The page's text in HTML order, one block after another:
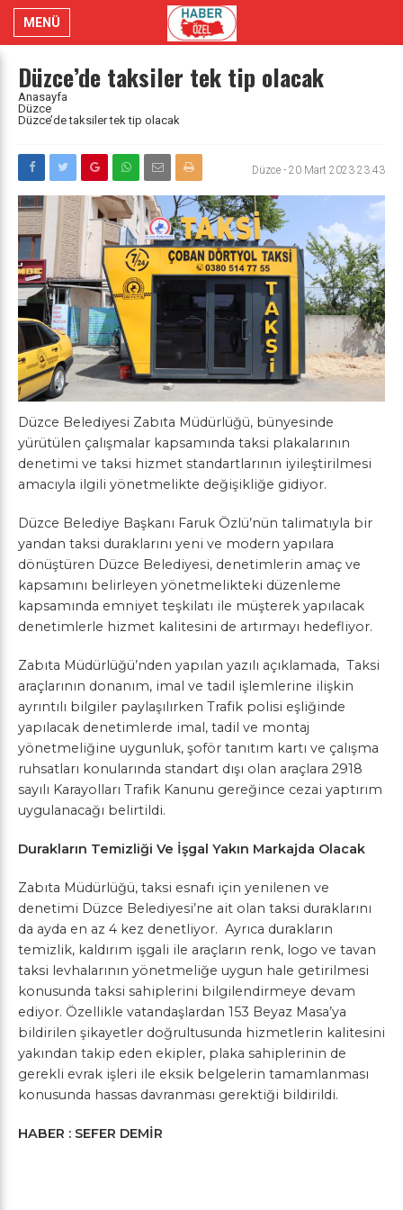
MENÜ
Düzce’de taksiler tek tip olacak
Anasayfa
Düzce
Düzce’de taksiler tek tip olacak
Düzce - 20 Mart 2023 23:43
Düzce Belediyesi Zabıta Müdürlüğü, bünyesinde
yürütülen çalışmalar kapsamında taksi plakalarının
denetimi ve taksi hizmet standartlarının iyileştirilmesi
amacıyla ilgili yönetmelikte değişikliğe gidiyor.
Düzce Belediye Başkanı Faruk Özlü’nün talimatıyla bir
yandan taksi duraklarını yeni ve modern yapılara
dönüştüren Düzce Belediyesi, denetimlerin amaç ve
kapsamını belirleyen yönetmelikteki düzenleme
kapsamında emniyet teşkilatı ile müşterek yapılacak
denetimlerle hizmet kalitesini de artırmayı hedefliyor.
Zabıta Müdürlüğü’nden yapılan yazılı açıklamada, Taksi
araçlarının donanım, imal ve tadil işlemlerine ilişkin
ayrıntılı bilgiler paylaşılırken Trafik polisi eşliğinde
yapılacak denetimlerde imal, tadil ve montaj
yönetmeliğine uygunluk, şoför tanıtım kartı ve çalışma
ruhsatları konularında standart dışı olan araçlara 2918
sayılı Karayolları Trafik Kanunu gereğince cezai yaptırım
uygulanacağı belirtildi.
Durakların Temizliği Ve İşgal Yakın Markajda Olacak
Zabıta Müdürlüğü, taksi esnafı için yenilenen ve
denetimi Düzce Belediyesi’ne ait olan taksi duraklarını
da ayda en az 4 kez denetliyor. Ayrıca durakların
temizlik, kaldırım işgali ile araçların renk, logo ve tavan
taksi levhalarının yönetmeliğe uygun hale getirilmesi
konusunda taksi sahiplerini bilgilendirmeye devam
ediyor. Özellikle vatandaşlardan 153 Beyaz Masa’ya
bildirilen şikayetler doğrultusunda hizmetlerin kalitesini
yakından takip eden ekipler, plaka sahiplerinin de
gerekli evrak işleri ile eksik belgelerin tamamlanması
konusunda hassas davranması gerektiği bildirildi.
HABER : SEFER DEMİR